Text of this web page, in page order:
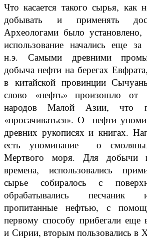
Что касается такого сырья, как
добывать и применять
Археологами было
использование начались еще
н.э. Самыми древними
добыча нефти на берегах
в китайской провинции
слово «нефть» произошло
народов Малой Азии, что
«просачиваться». О нефти
древних рукописях и книгах.
есть упоминание о
Мертвого моря. Для добычи
времена, использовались
сырье собиралось с
обрабатывались песчаник
пропитанные нефтью, с
первому способу прибегали
и Сирии, вторым пользовались в